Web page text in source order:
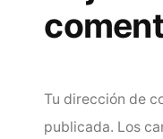
Tu dirección de
publicada. Los